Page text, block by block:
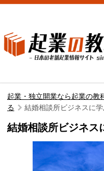
起業・独立開業なら起業の教
る
結婚相談所ビジネスに学
結婚相談所ビジネス